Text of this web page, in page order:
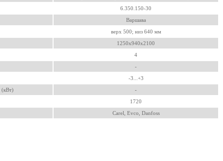
6.350.150-30
Варшава
верх 500; низ 640 мм
1250х940х2100
4
-
-3...+3
(кВт)
-
1720
Carel, Evco, Danfoss